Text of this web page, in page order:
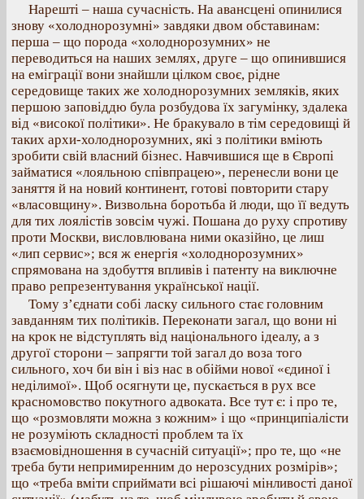
Нарешті – наша сучасність. На авансцені опинилися
знову «холоднорозумні» завдяки двом обставинам:
перша – що порода «холоднорозумних» не
переводиться на наших землях, друге – що опинившися
на еміграції вони знайшли цілком своє, рідне
середовище таких же холоднорозумних земляків, яких
першою заповіддю була розбудова їх загумінку, здалека
від «високої політики». Не бракувало в тім середовищі й
таких архи-холоднорозумних, які з політики вміють
зробити свій власний бізнес. Навчившися ще в Європі
займатися «лояльною співпрацею», перенесли вони це
заняття й на новий континент, готові повторити стару
«власовщину». Визвольна боротьба й люди, що її ведуть
для тих лоялістів зовсім чужі. Пошана до руху спротиву
проти Москви, висловлювана ними оказійно, це лиш
«лип сервис»; вся ж енергія «холоднорозумних»
спрямована на здобуття впливів і патенту на виключне
право репрезентування української нації.
Тому з’єднати собі ласку сильного стає головним
завданням тих політиків. Переконати загал, що вони ні
на крок не відступлять від національного ідеалу, а з
другої сторони – запрягти той загал до воза того
сильного, хоч би він і віз нас в обійми нової «єдиної і
неділимої». Щоб осягнути це, пускається в рух все
красномовство покутного адвоката. Все тут є: і про те,
що «розмовляти можна з кожним» і що «принципіалісти
не розуміють складності проблем та їх
взаємовідношення в сучасній ситуації»; про те, що «не
треба бути непримиренним до нерозсудних розмірів»;
що «треба вміти сприймати всі рішаючі мінливості даної